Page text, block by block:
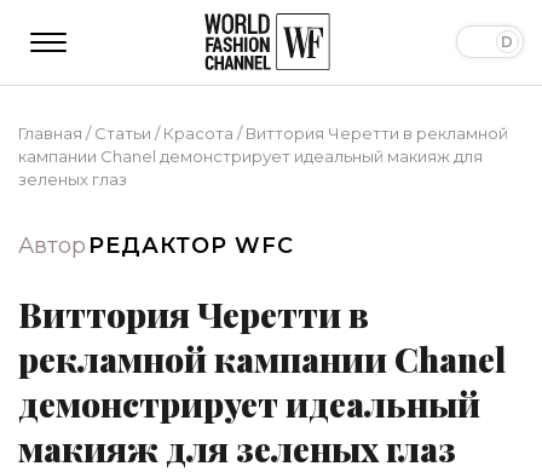
Главная /Статьи /Красота /Виттория Черетти в рекламной
кампании Chanel демонстрирует идеальный макияж для
зеленых глаз
Автор РЕДАКТОР WFC
Виттория Черетти в
рекламной кампании Chanel
демонстрирует идеальный
макияж для зеленых глаз